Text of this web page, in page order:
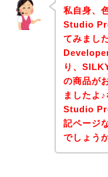
私自身、
Studio
てみまし
り、
の商品が
ましたよ
Studio
記ページ
でしょう